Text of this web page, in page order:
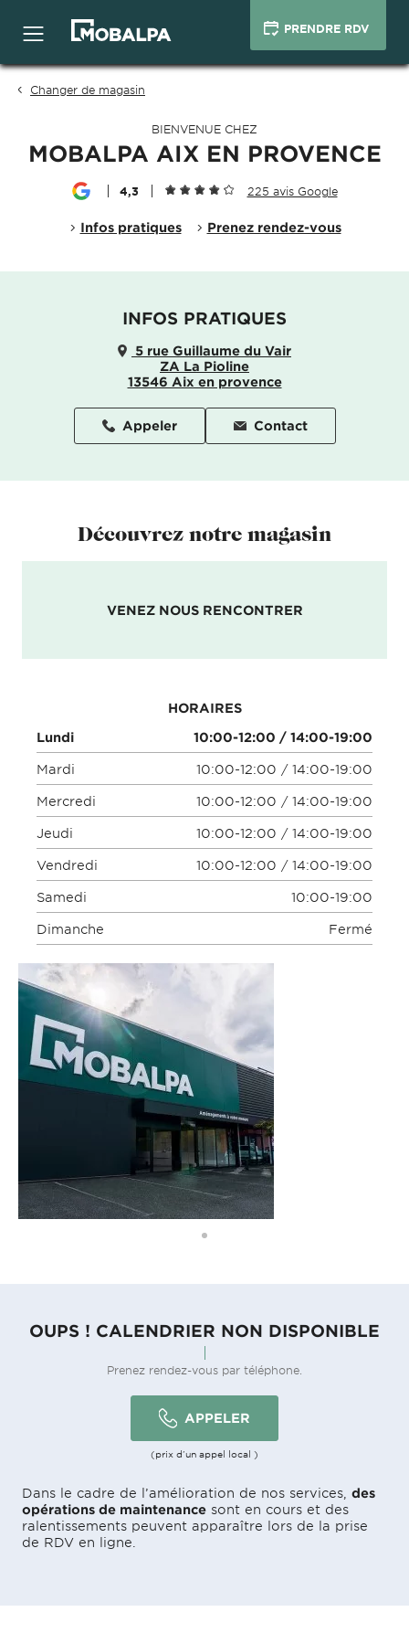
PRENDRE RDV
Changer de magasin
BIENVENUE CHEZ
MOBALPA AIX EN PROVENCE
4,3 225 avis Google
Infos pratiques Prenez rendez-vous
INFOS PRATIQUES
5 rue Guillaume du Vair
ZA La Pioline
13546 Aix en provence
Appeler Contact
Découvrez notre magasin
VENEZ NOUS RENCONTRER
HORAIRES
Lundi
10:00-12:00 / 14:00-19:00
Mardi 10:00-12:00 / 14:00-19:00
Mercredi 10:00-12:00 / 14:00-19:00
Jeudi 10:00-12:00 / 14:00-19:00
Vendredi 10:00-12:00 / 14:00-19:00
Samedi 10:00-19:00
Dimanche Fermé
OUPS ! CALENDRIER NON DISPONIBLE
Prenez rendez-vous par téléphone.
APPELER
(prix d'un appel local )
Dans le cadre de l’amélioration de nos services, des
opérations de maintenancesont en cours et des
ralentissements peuvent apparaître lors de la prise
de RDV en ligne.